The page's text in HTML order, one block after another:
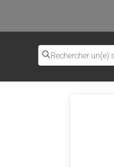
Rechercher un(e)